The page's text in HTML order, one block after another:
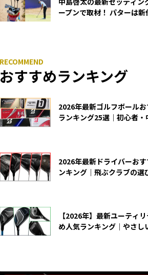
ープンで取材！ パターは新
おすすめランキング
2026年最新ゴルフボール
ランキング25選｜初心者・
2026年最新ドライバーお
ンキング｜飛ぶクラブの選
【2026年】最新ユーティ
め人気ランキング｜やさし